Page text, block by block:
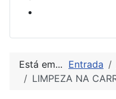
Está em... Entrada
LIMPEZA NA